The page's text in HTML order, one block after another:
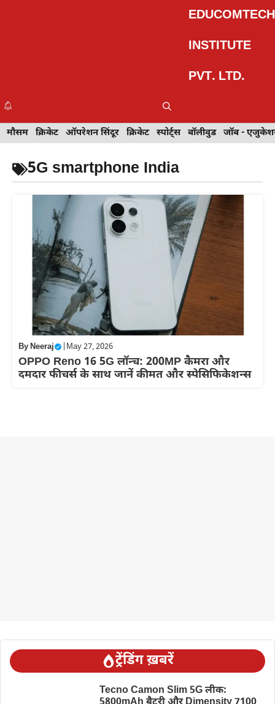
EDUCOMTECH
INSTITUTE
PVT. LTD.
इवेंट
खेल मेहंदी डिज़ाइन टेक्नोलॉजी ट्रेवल बॉलीवुड जॉब - एजुकेशन
मौसम क्रिकेट ऑपरेशन सिंदूर क्रिकेट स्पोर्ट्स बॉलीवुड जॉब -
5G smartphone India
ByNeeraj May 27, 2026
OPPO Reno 16 5G लॉन्च: 200MP कैमरा और
दमदार फीचर्स के साथ जानें कीमत और स्पेसिफिकेशन्स
ट्रेंडिंग ख़बरें
Tecno Camon Slim 5G लीक: